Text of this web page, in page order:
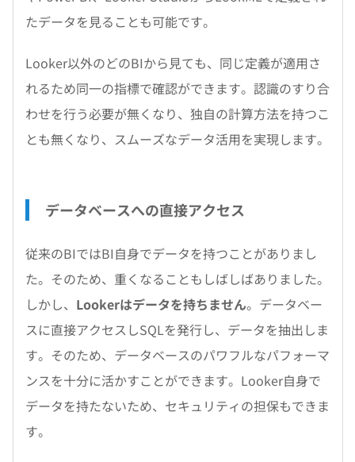
たデータを見ることも可能です。
Looker以外のどのBIから見ても、同じ定義が適用さ
れるため同一の指標で確認ができます。認識のすり合
わせを行う必要が無くなり、独自の計算方法を持つこ
とも無くなり、スムーズなデータ活用を実現します。
データベースへの直接アクセス
従来のBIではBI自身でデータを持つことがありまし
た。そのため、重くなることもしばしばありました。
しかし、 Lookerはデータを持ちません。データベー
スに直接アクセスしSQLを発行し、データを抽出しま
す。そのため、データベースのパワフルなパフォーマ
ンスを十分に活かすことができます。Looker自身で
データを持たないため、セキュリティの担保もできま
す。